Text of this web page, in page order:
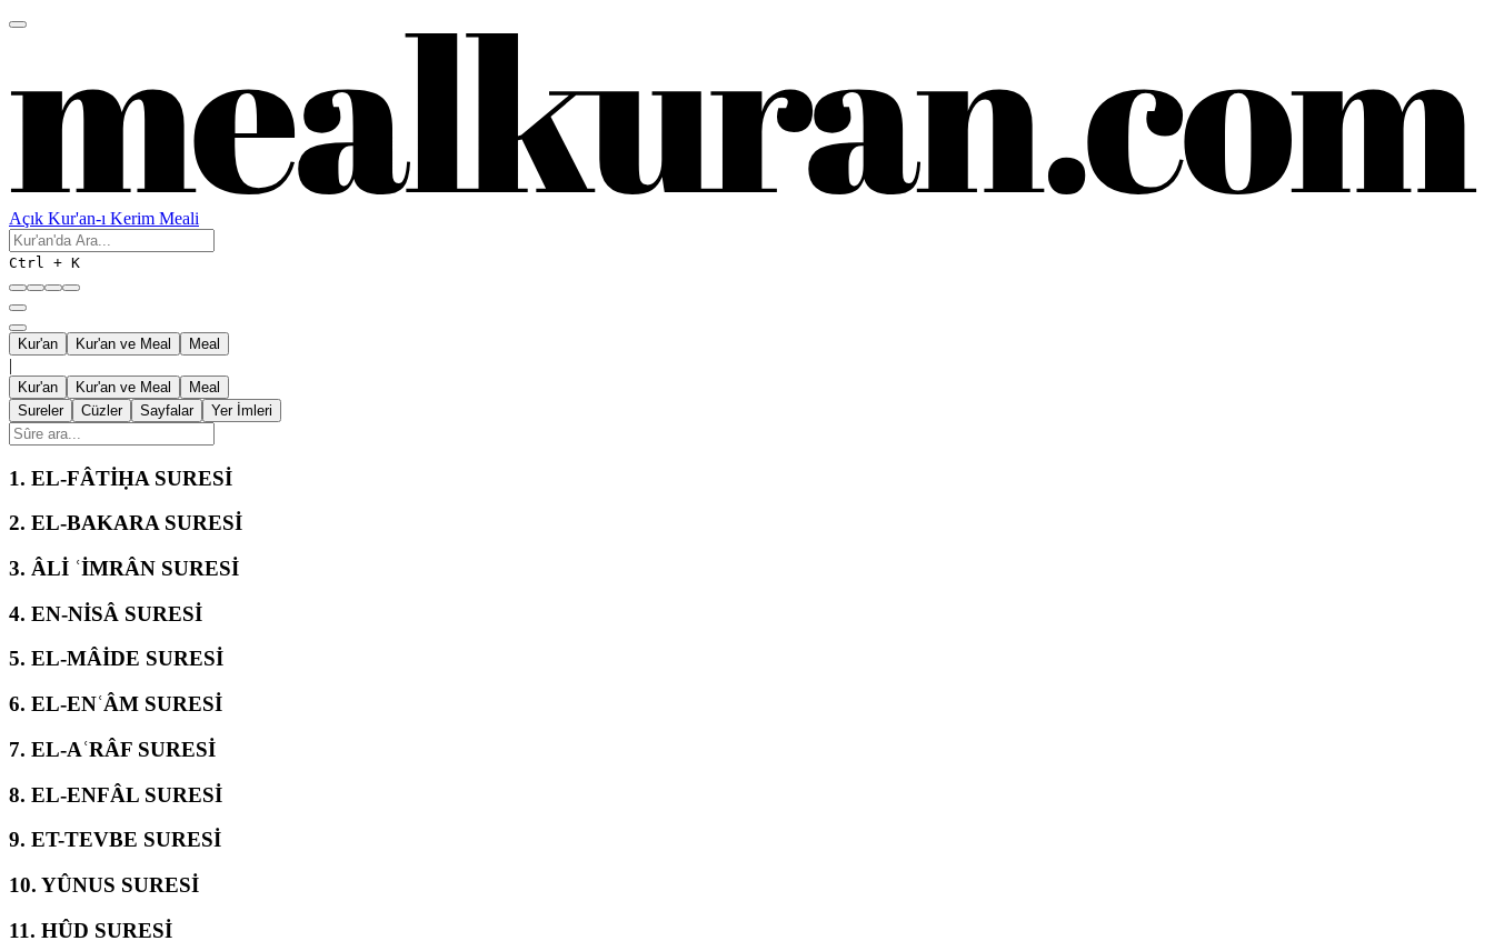
Açık Kur'an-ı Kerim Meali
Ctrl + K
Kur'an Kur'an ve Meal Meal
|
Kur'an Kur'an ve Meal
Meal
Sureler
Cüzler Sayfalar Yer İmleri
1. EL-FÂTİḤA SURESİ
2. EL-BAKARA SURESİ
3. ÂLİ ʿİMRÂN SURESİ
4. EN-NİSÂ SURESİ
5. EL-MÂİDE SURESİ
6. EL-ENʿÂM SURESİ
7. EL-AʿRÂF SURESİ
8. EL-ENFÂL SURESİ
9. ET-TEVBE SURESİ
10. YÛNUS SURESİ
11. HÛD SURESİ